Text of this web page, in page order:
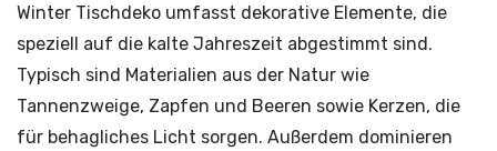
Winter Tischdeko umfasst dekorative Elemente, die
speziell auf die kalte Jahreszeit abgestimmt sind.
Typisch sind Materialien aus der Natur wie
Tannenzweige, Zapfen und Beeren sowie Kerzen, die
für behagliches Licht sorgen. Außerdem dominieren